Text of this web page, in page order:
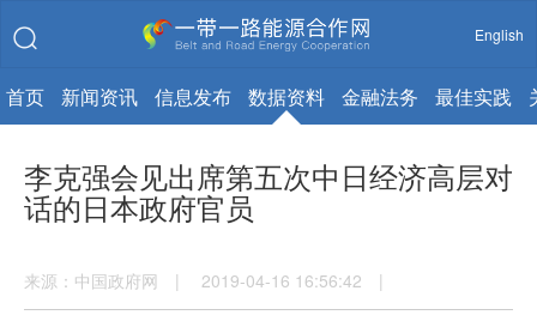
English
首页 新闻资讯 信息发布 数据资料 金融法务 最佳实践
李克强会见出席第五次中日经济高层对
话的日本政府官员
来源：中国政府网 | 2019-04-16 16:56:42 |